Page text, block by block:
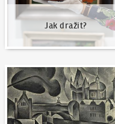
Jak dražit?
Naše nejvyšší prodeje